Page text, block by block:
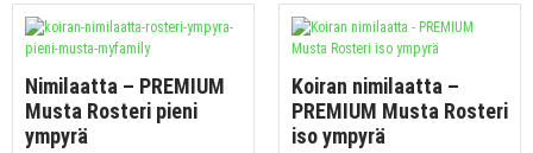
Nimilaatta – PREMIUM
Musta Rosteri pieni
ympyrä
Koiran nimilaatta –
PREMIUM Musta Rosteri
iso ympyrä